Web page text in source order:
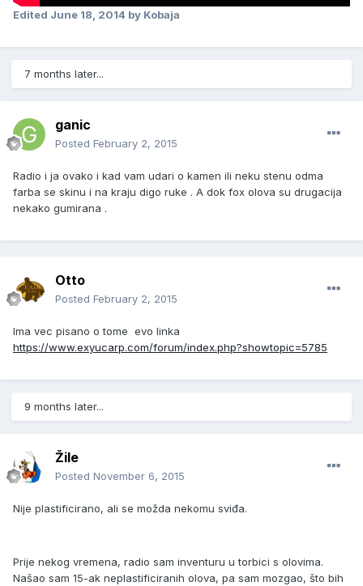
Edited June 18, 2014 by Kobaja
7 months later...
ganic
Posted February 2, 2015
Radio i ja ovako i kad vam udari o kamen ili neku stenu odma
farba se skinu i na kraju digo ruke . A dok fox olova su drugacija
nekako gumirana .
Otto
Posted February 2, 2015
Ima vec pisano o tome evo linka
https://www.exyucarp.com/forum/index.php?showtopic=5785
9 months later...
Žile
Posted November 6, 2015
Nije plastificirano, ali se možda nekomu sviđa.
Prije nekog vremena, radio sam inventuru u torbici s olovima.
Našao sam 15-ak neplastificiranih olova, pa sam mozgao, što bih